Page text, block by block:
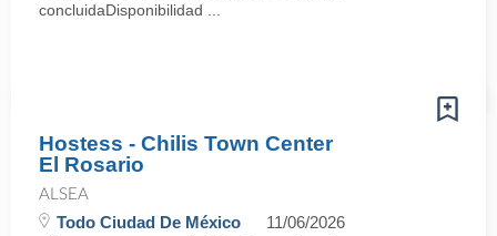
concluidaDisponibilidad ...
Hostess - Chilis Town Center
El Rosario
ALSEA
Todo Ciudad De México 11/06/2026